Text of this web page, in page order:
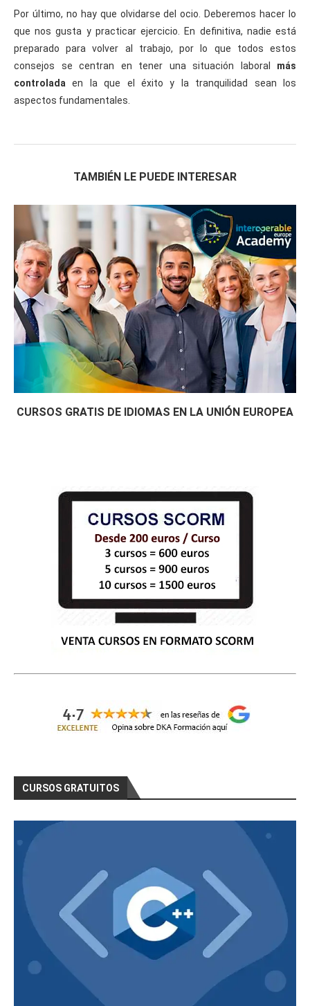
Por último, no hay que olvidarse del ocio. Deberemos hacer lo
que nos gusta y practicar ejercicio. En definitiva, nadie está
preparado para volver al trabajo, por lo que todos estos
consejos se centran en tener una situación laboral más
controlada en la que el éxito y la tranquilidad sean los
aspectos fundamentales.
TAMBIÉN LE PUEDE INTERESAR
CURSOS GRATIS DE IDIOMAS EN LA UNIÓN EUROPEA
CURSOS GRATUITOS